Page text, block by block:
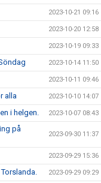
2023-10-21 09:16
2023-10-20 12:58
2023-10-19 09:33
2023-10-14 11:50
2023-10-11 09:46
alla 2023-10-10 14:07
i helgen. 2023-10-07 08:43
på
2023-09-30 11:37
2023-09-29 15:36
2023-09-29 09:29